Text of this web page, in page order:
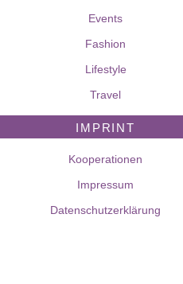
Events
Fashion
Lifestyle
Travel
IMPRINT
Kooperationen
Impressum
Datenschutzerklärung